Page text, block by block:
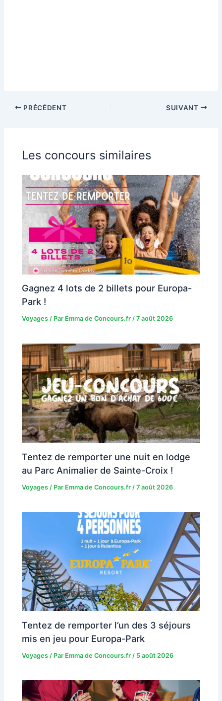
PRÉCÉDENT SUIVANT
Les concours similaires
Gagnez 4 lots de 2 billets pour Europa-
Park !
Voyages / Par Emma de Concours.fr/7 août 2026
Tentez de remporter une nuit en lodge
au Parc Animalier de Sainte-Croix !
Voyages / Par Emma de Concours.fr /7 août 2026
Tentez de remporter l’un des 3 séjours
mis en jeu pour Europa-Park
Voyages / Par Emma de Concours.fr / 5 août 2026